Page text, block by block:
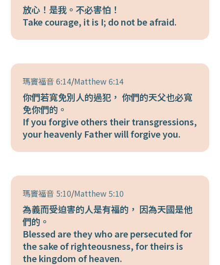
放心！是我。不必害怕！
Take courage, it is I; do not be afraid.
瑪竇福音 6:14/Matthew 6:14
你們若寬免別人的過犯， 你們的天父也必寬
免你們的。
If you forgive others their transgressions,
your heavenly Father will forgive you.
瑪竇福音 5:10/Matthew 5:10
為義而受迫害的人是有福的， 因為天國是他
們的。
Blessed are they who are persecuted for
the sake of righteousness, for theirs is
the kingdom of heaven.